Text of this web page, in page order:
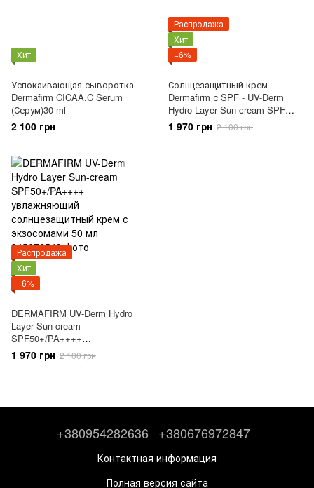
Хит
Успокаивающая сыворотка -
Dermafirm CICAA.C Serum
(Серум)30 ml
2 100 грн
Распродажа
Хит
−6%
Солнцезащитный крем
Dermafirm с SPF - UV-Derm
Hydro Layer Sun-cream SPF
50+ 50 g
1 970 грн 2 100 грн
Распродажа
Хит
−6%
DERMAFIRM UV-Derm Hydro
Layer Sun-cream
SPF50+/PA++++
увлажняющий
солнцезащитный крем с
1 970 грн 2 100 грн
+380954282636 +380676972847
Контактная информация
Полная версия сайта